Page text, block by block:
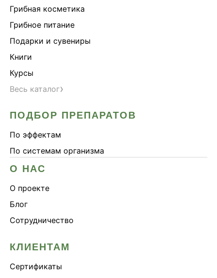
Грибная косметика
Грибное питание
Подарки и сувениры
Книги
Курсы
Весь каталог›
ПОДБОР ПРЕПАРАТОВ
По эффектам
По системам организма
О НАС
О проекте
Блог
Сотрудничество
КЛИЕНТАМ
Сертификаты